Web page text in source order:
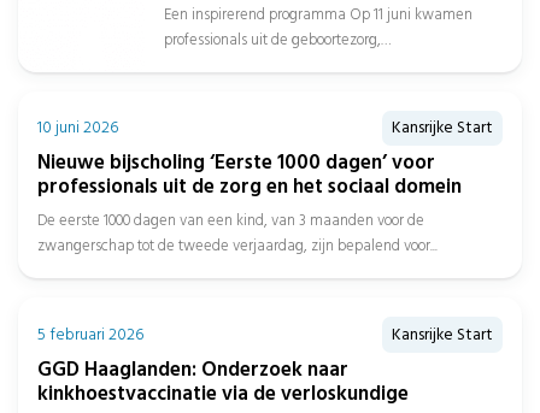
Een inspirerend programma Op 11 juni kwamen
professionals uit de geboortezorg,
10 juni 2026 Kansrijke Start
Nieuwe bijscholing ‘Eerste 1000 dagen’ voor
professionals uit de zorg en het sociaal domein
De eerste 1000 dagen van een kind, van 3 maanden voor de
zwangerschap tot de tweede verjaardag, zijn bepalend voor...
5 februari 2026 Kansrijke Start
GGD Haaglanden: Onderzoek naar
kinkhoestvaccinatie via de verloskundige